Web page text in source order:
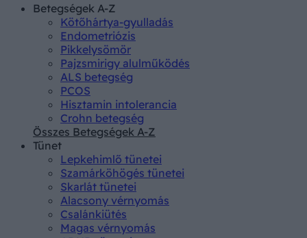
Betegségek A-Z
Kötőhártya-gyulladás
Endometriózis
Pikkelysömör
Pajzsmirigy alulműködés
ALS betegség
PCOS
Hisztamin intolerancia
Crohn betegség
Összes Betegségek A-Z
Tünet
Lepkehimlő tünetei
Szamárköhögés tünetei
Skarlát tünetei
Alacsony vérnyomás
Csalánkiütés
Magas vérnyomás